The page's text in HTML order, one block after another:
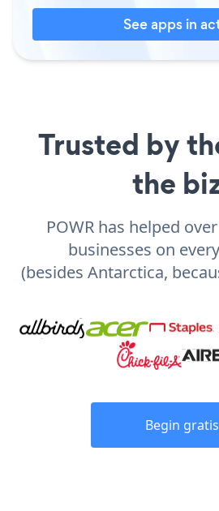
See apps in
Trusted by
the
POWR has helped
businesses on
(besides Antarctica,
Begin gratis